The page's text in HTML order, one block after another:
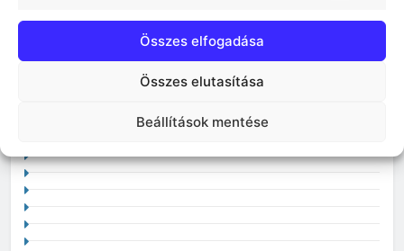
Összes elfogadása
Összes elutasítása
Beállítások mentése